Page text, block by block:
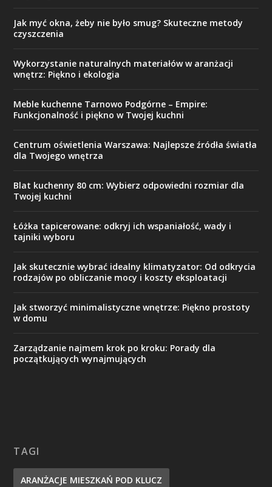
Jak myć okna, żeby nie było smug? Skuteczne metody
czyszczenia
Wykorzystanie naturalnych materiałów w aranżacji
wnętrz: Piękno i ekologia
Meble kuchenne Tarnowo Podgórne – Empire:
Funkcjonalność i piękno w Twojej kuchni
Centrum oświetlenia Warszawa: Najlepsze źródła światła
dla Twojego wnętrza
Blat kuchenny 80 cm: Wybierz odpowiedni rozmiar dla
Twojej kuchni
Łóżka tapicerowane: odkryj ich wspaniałość, wady i
tajniki wyboru
Jak skutecznie wybrać idealny klimatyzator: Od odkrycia
rodzajów po obliczanie mocy i koszty eksploatacji
Jak stworzyć minimalistyczne wnętrze: Piękno prostoty
w domu
Zarządzanie najmem krok po kroku: Porady dla
początkujących wynajmujących
TAGI
ARANŻACJE MIESZKAŃ POD KLUCZ